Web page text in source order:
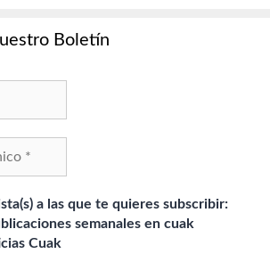
Boletín
a las que te quieres subscribir:
semanales en cuak
Cuak